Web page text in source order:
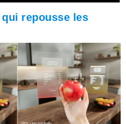
repousse les